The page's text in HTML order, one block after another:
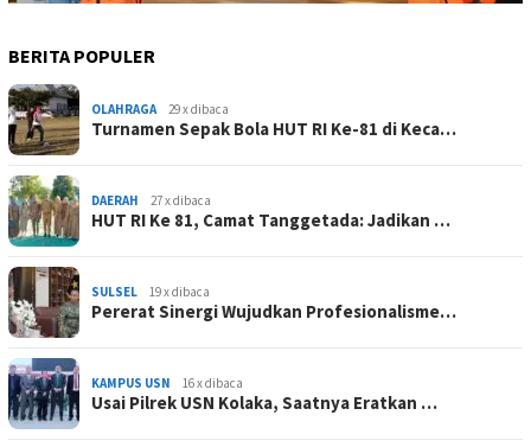
BERITA POPULER
OLAHRAGA 29 x dibaca
Turnamen Sepak Bola HUT RI Ke-81 di Keca…
DAERAH 27 x dibaca
HUT RI Ke 81, Camat Tanggetada: Jadikan …
SULSEL 19 x dibaca
Pererat Sinergi Wujudkan Profesionalisme…
KAMPUS USN 16 x dibaca
Usai Pilrek USN Kolaka, Saatnya Eratkan …